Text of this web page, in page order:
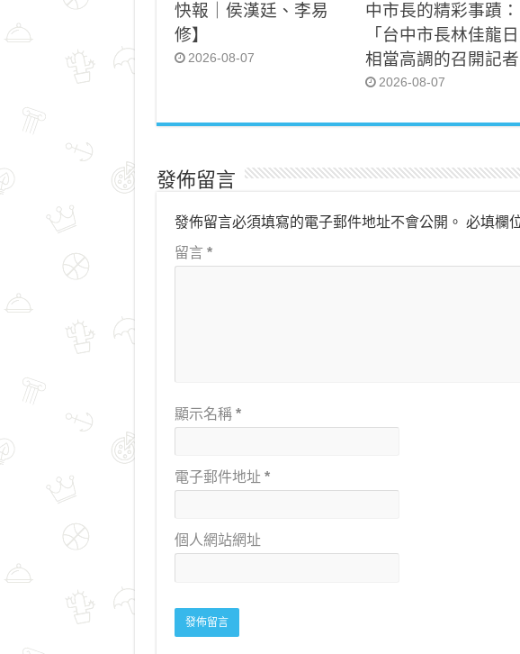
快報｜侯漢廷、李易
修】
2026-08-07
中市長的精彩事蹟：
「台中市長林佳龍
相當高調的召開記
2026-08-07
發佈留言
發佈留言必須填寫的電子郵件地址不會公開。 必填欄
留言 *
顯示名稱 *
電子郵件地址 *
個人網站網址